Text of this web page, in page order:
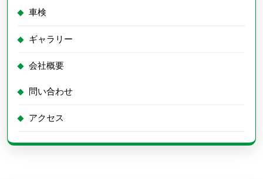
車検
ギャラリー
会社概要
問い合わせ
アクセス